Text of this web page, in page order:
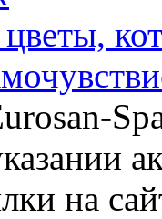
на